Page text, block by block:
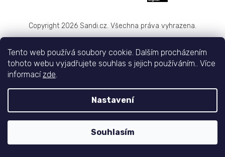
Tento web používá soubory cookie. Dalším procházením
tohoto webu vyjadřujete souhlas s jejich používáním.. Více
informacízde.
Nastavení
Souhlasím
Copyright 2026 Sandi.cz. Všechna práva vyhrazena.